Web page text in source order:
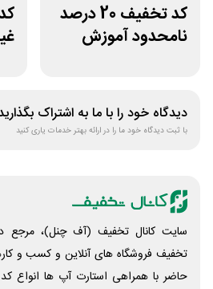
کد تخفیف 20 درصد
نامحدود آموزش
دیدگاه خود را با ما به اشتراک
با ثبت دیدگاه خود ما را در ارائه بهتر خدمات یاری کنید
سایت کانال تخفیف (آف چنل)، مرجع
تخفیف فروشگاه های آنلاین و کسب و‌
حاضر با همراهی استارت آپ ها انواع